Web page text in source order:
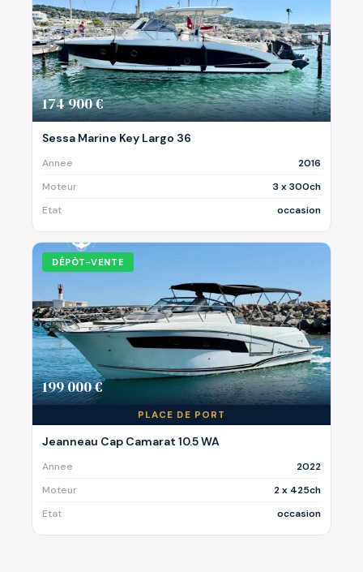
174 900 €
Sessa Marine Key Largo 36
Annee
2016
Moteur
3 x 300ch
Etat
occasion
DÉPÔT-VENTE
199 000 €
PLACE DE PORT
Jeanneau Cap Camarat 10.5 WA
Annee
2022
Moteur
2 x 425ch
Etat
occasion